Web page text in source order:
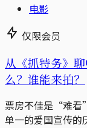
电影
仅限会员
从《抓特务》
么？谁能来拍？
票房不佳是“难看
单一的爱国宣传的